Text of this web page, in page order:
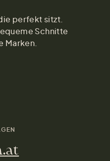
perfekt sitzt.
Schnitte
Marken.